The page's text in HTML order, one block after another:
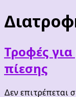
Τροφές
πίεσης
Δεν επιτρέπεται